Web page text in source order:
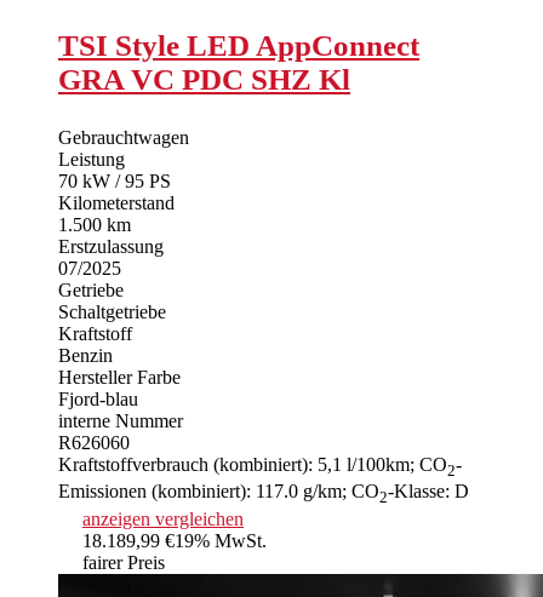
TSI Style LED AppConnect
GRA VC PDC SHZ Kl
Gebrauchtwagen
Leistung
70 kW / 95 PS
Kilometerstand
1.500 km
Erstzulassung
07/2025
Getriebe
Schaltgetriebe
Kraftstoff
Benzin
Hersteller Farbe
Fjord-blau
interne Nummer
R626060
Kraftstoffverbrauch (kombiniert): 5,1 l/100km; CO2-
Emissionen (kombiniert): 117.0 g/km; CO2-Klasse: D
anzeigen vergleichen
18.189,99 €19% MwSt.
fairer Preis